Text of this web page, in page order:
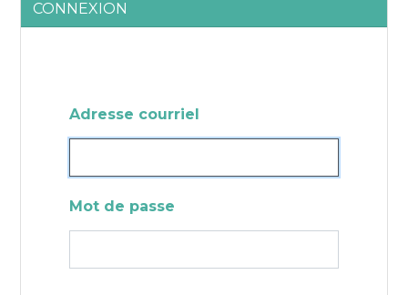
CONNEXION
Adresse courriel
Mot de passe